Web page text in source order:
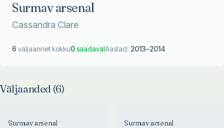
Surmav arsenal
Cassandra Clare
6 väljaannet kokku0saadavalAastad: 2013–2014
Väljaanded (6)
Surmav arsenal Surmav arsenal